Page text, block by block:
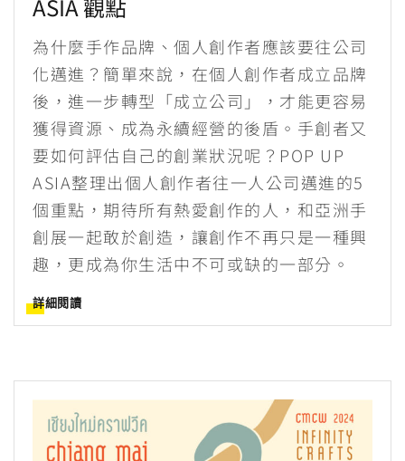
ASIA 觀點
為什麼手作品牌、個人創作者應該要往公司
化邁進？簡單來說，在個人創作者成立品牌
後，進一步轉型「成立公司」，才能更容易
獲得資源、成為永續經營的後盾。手創者又
要如何評估自己的創業狀況呢？POP UP
ASIA整理出個人創作者往一人公司邁進的5
個重點，期待所有熱愛創作的人，和亞洲手
創展一起敢於創造，讓創作不再只是一種興
趣，更成為你生活中不可或缺的一部分。
詳細閱讀